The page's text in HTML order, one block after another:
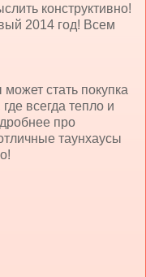
конструктивно!
2014 год! Всем
стать покупка
всегда тепло и
про
таунхаусы